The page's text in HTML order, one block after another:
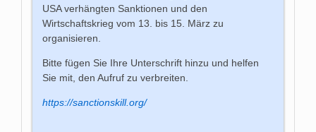
USA verhängten Sanktionen und den
Wirtschaftskrieg vom 13. bis 15. März zu
organisieren.
Bitte fügen Sie Ihre Unterschrift hinzu und helfen
Sie mit, den Aufruf zu verbreiten.
https://sanctionskill.org/